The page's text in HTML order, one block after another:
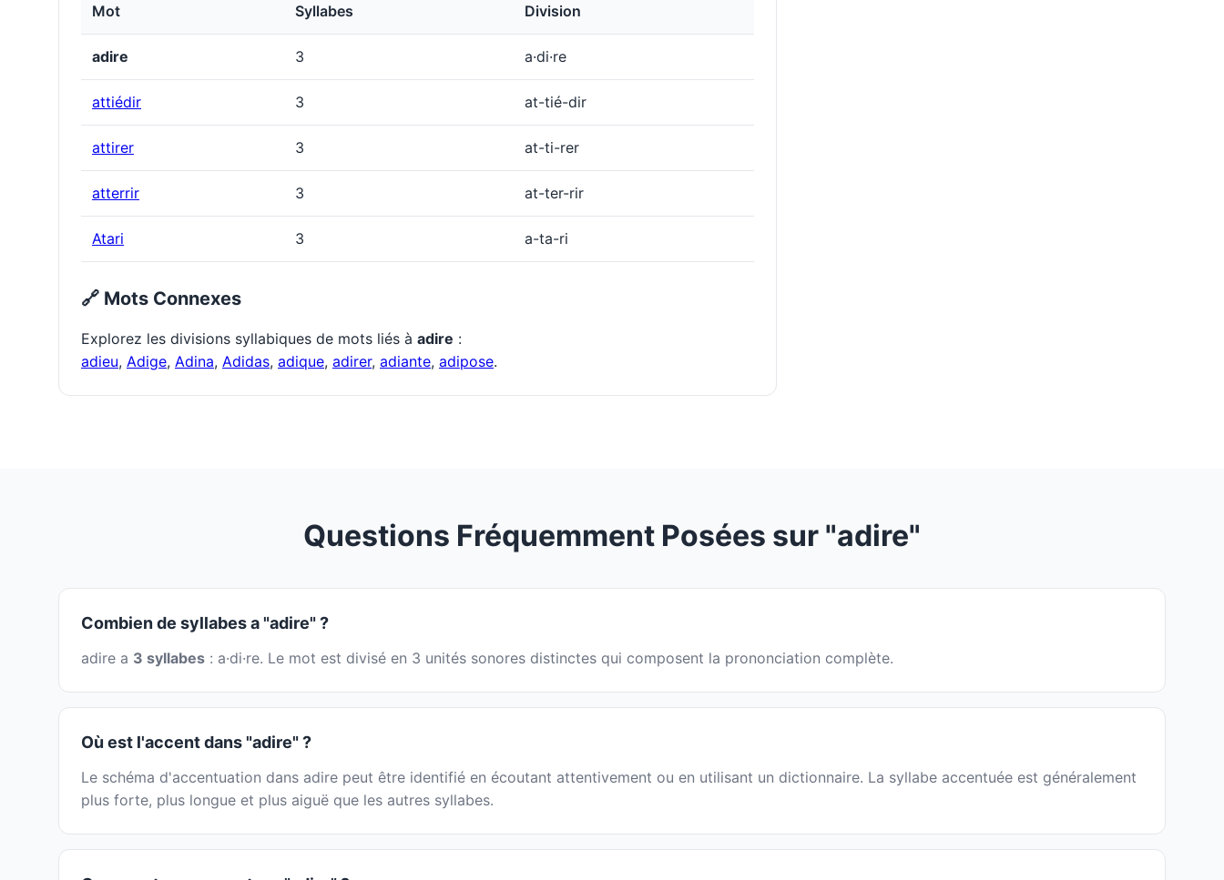
Mot Syllabes Division
adire 3 a·di·re
attiédir 3 at-tié-dir
attirer 3 at-ti-rer
atterrir 3 at-ter-rir
Atari 3 a-ta-ri
🔗 Mots Connexes
Explorez les divisions syllabiques de mots liés à adire :
adieu, Adige, Adina, Adidas, adique, adirer, adiante, adipose.
Questions Fréquemment Posées sur "adire"
Combien de syllabes a "adire" ?
adire a 3 syllabes : a·di·re. Le mot est divisé en 3 unités sonores distinctes qui composent la prononciation complète.
Où est l'accent dans "adire" ?
Le schéma d'accentuation dans adire peut être identifié en écoutant attentivement ou en utilisant un dictionnaire. La syllabe accentuée est généralement
plus forte, plus longue et plus aiguë que les autres syllabes.